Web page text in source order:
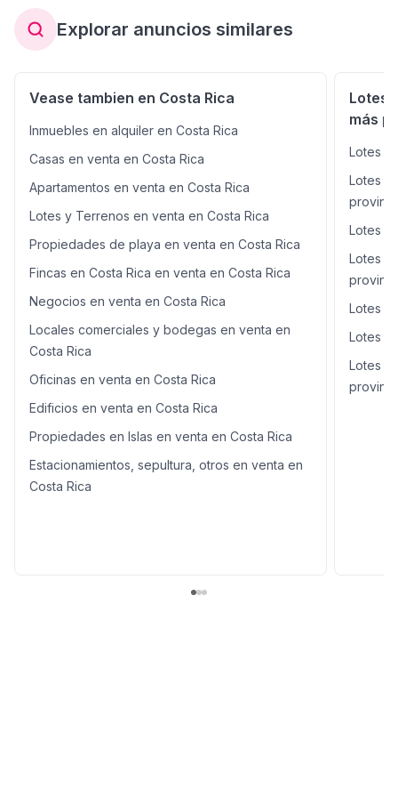
importantes plazas comerciales, con comercios
consolidados como Vindi, Gold’s Gym, salones de
belleza, barberías, tiendas de mascotas, y la
del tren y paradas de buses, facilitando el acceso tanto
vehicular como peatonal. El terreno se localiza frente a
una calle ancha, altamente transitada y muy segura, lo
que garantiza excelente visibilidad comercial y alto flujo
de clientes potenciales. La propiedad está conformada
por tres fincas filiales de 633,20 m² cada una, lo que
permite la venta por separado o en conjunto, según las
necesidades del comprador. Precio de venta total: USD
$1.150.018 (Los 1899.60 m2) Ideal para el desarrollo de
proyectos de uso mixto (comercial – residencial) como:
locales comerciales, oficinas, apartamentos,
consultorios, restaurantes, strip center o mini plaza. Una
oportunidad única en una zona con demanda constante,
crecimiento sostenido y alto retorno de inversión. ID
31291
Explorar anuncios similares
Vease tambien en Costa Rica
Inmuebles en alquiler en Costa Rica
Casas en venta en Costa Rica
Apartamentos en venta en Costa Rica
Lotes y Terrenos en venta en Costa Rica
Propiedades de playa en venta en Costa Rica
Fincas en Costa Rica en venta en Costa Rica
Negocios en venta en Costa Rica
Locales comerciales y bodegas en venta en
Costa Rica
Oficinas en venta en Costa Rica
Edificios en venta en Costa Rica
Propiedades en Islas en venta en Costa Rica
Estacionamientos, sepultura, otros en venta en
Costa Rica
Lotes
más
Lotes y
Lotes y
Lotes y
Lotes y
Lotes y
Lotes y
Lotes y